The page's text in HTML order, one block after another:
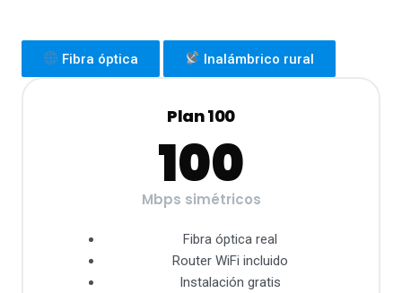
Fibra óptica Inalámbrico rural
Plan 100
100
Mbps simétricos
Fibra óptica real
Router WiFi incluido
Instalación gratis